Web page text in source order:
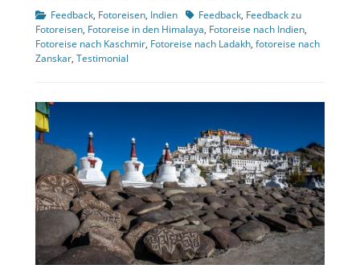
Kategorien
Feedback, Fotoreisen, Indien TagsFeedback, Feedback zu
Fotoreisen, Fotoreise in den Himalaya, Fotoreise nach Indien,
Fotoreise nach Kaschmir, Fotoreise nach Ladakh, fotoreise nach
Zanskar, Testimonial